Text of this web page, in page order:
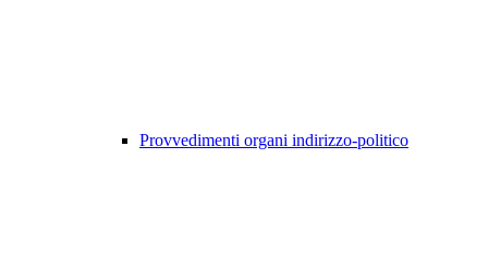
Provvedimenti organi indirizzo-politico